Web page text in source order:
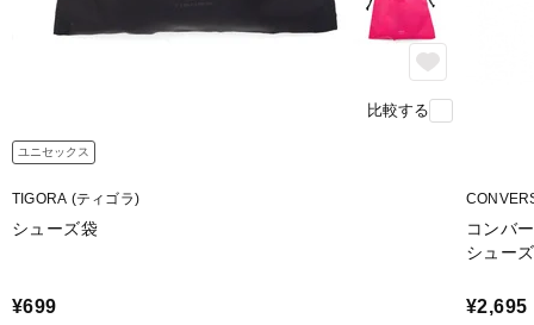
比較する
ユニセックス
TIGORA (ティゴラ)
シューズ袋
¥699
コンバ
シュー
¥2,695